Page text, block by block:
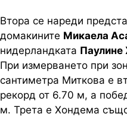
Втора се нареди
домакините Микаела
нидерландката Паулине
При измерването при
сантиметра Миткова е
рекорд от 6.70 м, а
м. Трета е Хондема